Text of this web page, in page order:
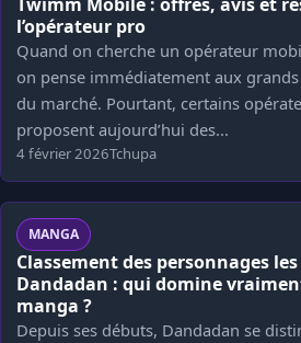
l’opérateur pro
Quand on cherche un opérateur
on pense immédiatement aux
du marché. Pourtant, certains
proposent aujourd’hui des...
4 février 2026Tchupa
MANGA
Classement des personnages
Dandadan : qui domine
manga ?
Depuis ses débuts, Dandadan se